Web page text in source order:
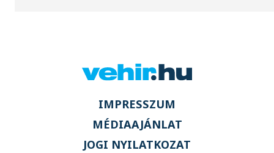
IMPRESSZUM
MÉDIAAJÁNLAT
JOGI NYILATKOZAT